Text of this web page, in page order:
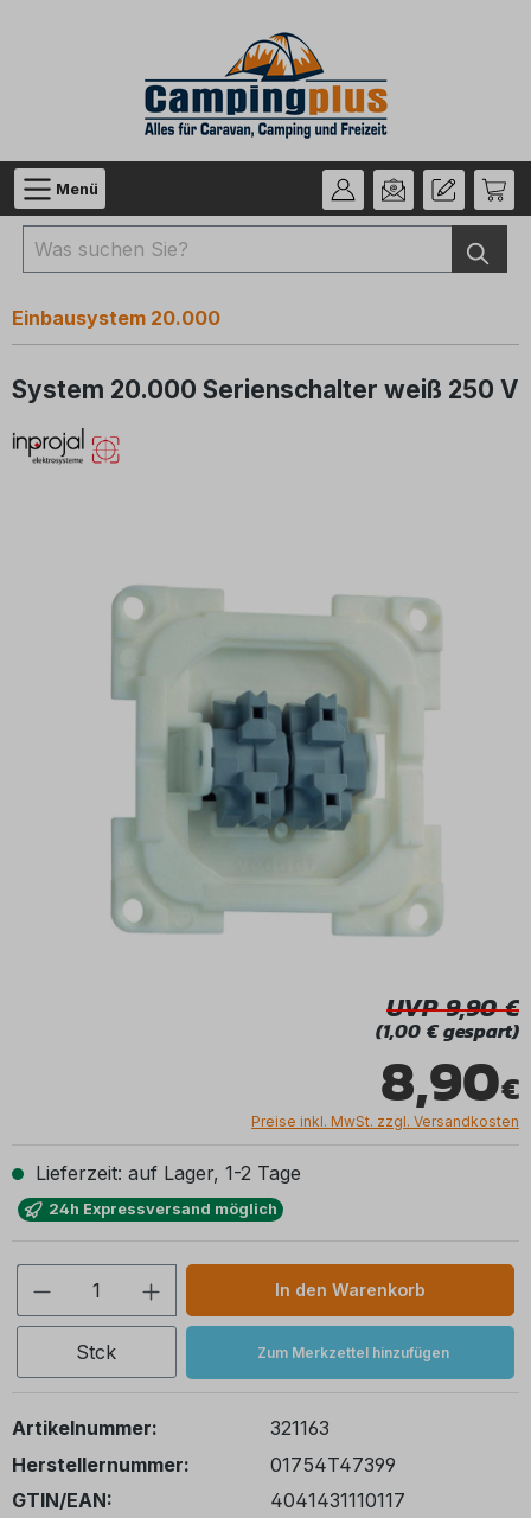
Zum Hauptinhalt springen
Menü
Einbausystem 20.000
System 20.000 Serienschalter weiß 250 V
8,90
UVP 9,90
(1,00 € gespart)
Preise inkl. MwSt. zzgl. Versandkosten
Lieferzeit: auf Lager, 1-2 Tage
24h Expressversand möglich
Produkt Anzahl: Gib den gewünschten
In den Warenkorb
Stck Zum Merkzettel hinzufügen
Artikelnummer:
321163
Herstellernummer:
01754T47399
GTIN/EAN:
4041431110117